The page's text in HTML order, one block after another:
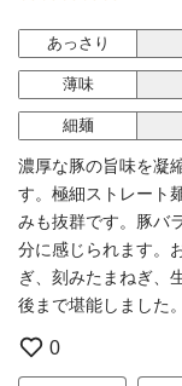
あっさり
薄味
細麺
濃厚な豚の旨味を凝
す。極細ストレート
みも抜群です。豚バ
分に感じられます。
ぎ、刻みたまねぎ、
後まで堪能しました。
0